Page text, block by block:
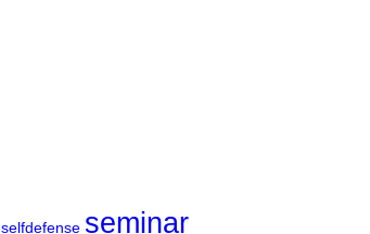
selfdefense seminar